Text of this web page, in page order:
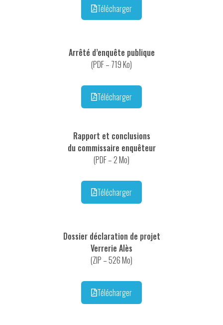
Télécharger
Arrêté d’enquête publique
(PDF – 719 Ko)
Télécharger
Rapport et conclusions
du commissaire enquêteur
(PDF – 2 Mo)
Télécharger
Dossier déclaration de projet
Verrerie Alès
(ZIP – 526 Mo)
Télécharger